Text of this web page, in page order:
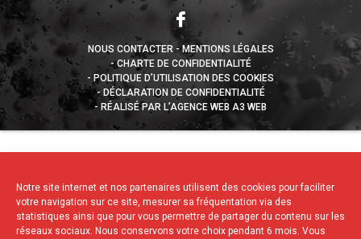
Notre site internet et nos partenaires utilisent des cookies pour faciliter
votre navigation sur ce site, mesurer sa fréquentation via des
statistiques ainsi que pour vous permettre de partager du contenu sur les
réseaux sociaux. Nous conservons votre choix pendant 6 mois. Vous
NOUS CONTACTER
MENTIONS LÉGALES
CHARTE DE CONFIDENTIALITÉ
POLITIQUE D’UTILISATION DES COOKIES
DÉCLARATION DE CONFIDENTIALITÉ
RÉALISÉ PAR L’AGENCE WEB A3 WEB